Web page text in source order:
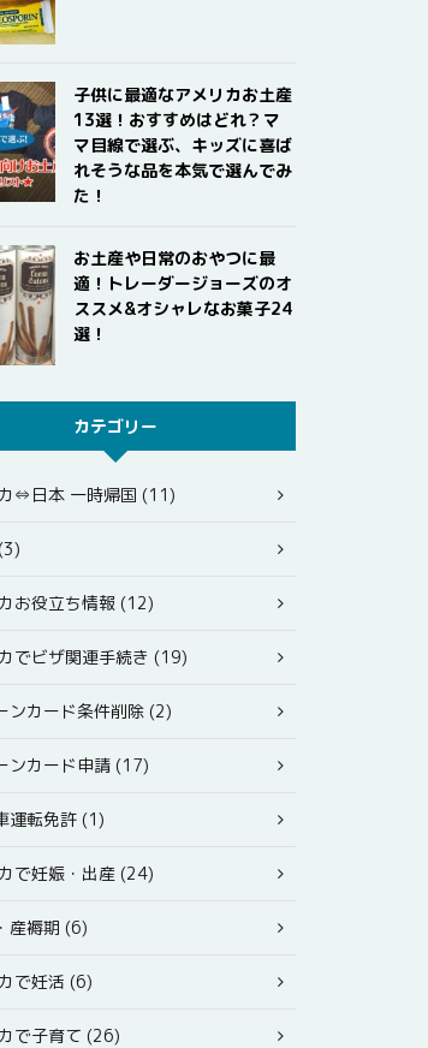
子供に最適なアメリカお土産
13選！おすすめはどれ？マ
マ目線で選ぶ、キッズに喜ば
れそうな品を本気で選んでみ
た！
お土産や日常のおやつに最
適！トレーダージョーズのオ
ススメ&オシャレなお菓子24
選！
カテゴリー
⇔日本 一時帰国 (11)
お役立ち情報 (12)
でビザ関連手続き (19)
ンカード条件削除 (2)
ンカード申請 (17)
運転免許 (1)
で妊娠・出産 (24)
産褥期 (6)
で妊活 (6)
で子育て (26)